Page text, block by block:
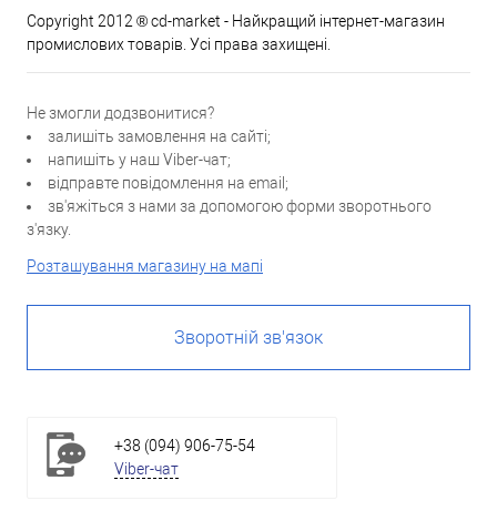
Copyright 2012 ® cd-market - Найкращий інтернет-магазин
промислових товарів. Усі права захищені.
Не змогли додзвонитися?
залишіть замовлення на сайті;
напишіть у наш Viber-чат;
відправте повідомлення на email;
зв'яжіться з нами за допомогою форми зворотнього
з'язку.
Розташування магазину на мапі
Зворотній зв'язок
+38 (094) 906-75-54
Viber-чат